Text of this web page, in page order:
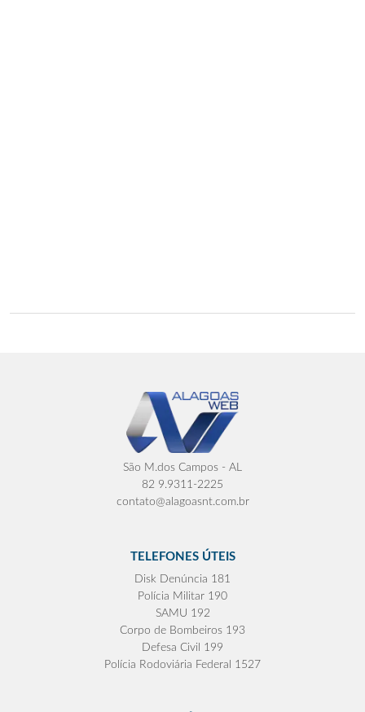
São M.dos Campos - AL
82 9.9311-2225
contato@alagoasnt.com.br
TELEFONES ÚTEIS
Disk Denúncia 181
Polícia Militar 190
SAMU 192
Corpo de Bombeiros 193
Defesa Civil 199
Polícia Rodoviária Federal 1527